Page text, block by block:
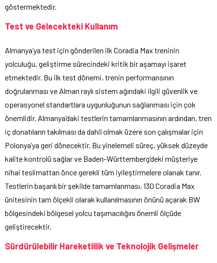
göstermektedir.
Test ve Gelecekteki Kullanım
Almanya’ya test için gönderilen ilk Coradia Max treninin
yolculuğu, geliştirme sürecindeki kritik bir aşamayı işaret
etmektedir. Bu ilk test dönemi, trenin performansının
doğrulanması ve Alman raylı sistem ağındaki ilgili güvenlik ve
operasyonel standartlara uygunluğunun sağlanması için çok
önemlidir. Almanya’daki testlerin tamamlanmasının ardından, tren
iç donatıların takılması da dahil olmak üzere son çalışmalar için
Polonya’ya geri dönecektir. Bu yinelemeli süreç, yüksek düzeyde
kalite kontrolü sağlar ve Baden-Württemberg’deki müşteriye
nihai teslimattan önce gerekli tüm iyileştirmelere olanak tanır.
Testlerin başarılı bir şekilde tamamlanması, 130 Coradia Max
ünitesinin tam ölçekli olarak kullanılmasının önünü açarak BW
bölgesindeki bölgesel yolcu taşımacılığını önemli ölçüde
geliştirecektir.
Sürdürülebilir Hareketlilik ve Teknolojik Gelişmeler